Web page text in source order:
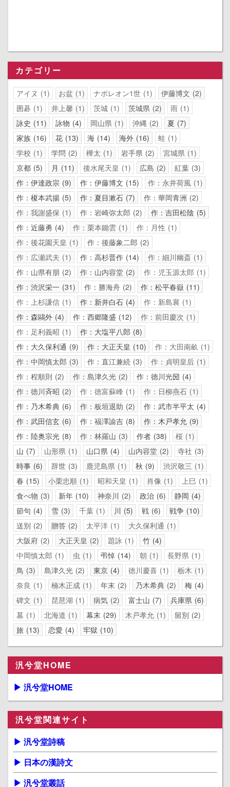
カテゴリー
アイヌ 1 お盆 1 ナポレオン1世 1 伊藤博文 2
囲碁 1 井上馨 1 茨城 1 茨城県 2 雨 1
詠史
11 詠物 4 岡山県 1 沖縄 2 夏 7
家族 16 花 13 海 14 海外 16 蛙 1
学校 1 学問 2 樺太 1 岩手県 2 宮城県 1
京都 5 月 11 後水尾天皇 1 広島 2 紅葉 3
作：伊達政宗 9 作：伊藤博文 15 作：永井荷風 1
作：榎本武揚 5 作：夏目漱石 7 作：華岡青洲 2
作：我謝盛保 1 作：岩崎弥太郎 2 作：吉田松陰 5
作：近藤勇 4 作：栗本鋤雲 1 作：月性 1
作：後花園天皇
1 作：後藤象二郎 2
作：広瀬武夫 1 作：高杉晋作 14 作：細川幽斎 1
作：山県有朋 2 作：山内容堂 2 作：児玉源太郎 1
作：渋沢栄一 31 作：勝海舟 2 作：松平春嶽 11
作：上杉謙信 1 作：新井白石 4 作：新島襄 1
作：森鷗外 4 作：西郷隆盛 12 作：前田慶次 1
作：足利義昭 1 作：大塩平八郎 8
作：大久保利通 9 作：大正天皇 10 作：大田南畝 1
作：中岡慎太郎 3 作：直江兼続 3 作：貞明皇后 1
作：程順則 2 作：島津久光 2 作：徳川光圀 4
作：徳川斉昭 2 作：徳富蘇峰 1 作：日柳燕石 1
作：乃木希典 6 作：板垣退助 2 作：武市半平太 4
作：武田信玄 6 作：福澤諭吉 8 作：木戸孝允 9
作：陸奥宗光 8 作：林羅山 3 作者 38 桜 1
山 7 山形県 1 山口県 4 山内容堂 2 寺社 3
時事 6 辞世 3 鹿児島県 1 秋 9 渋沢敬三 1
春 15 小栗忠順 1 昭和天皇 1 肖像 1 上巳 1
食べ物 3 新年 10 神奈川 2 政治 6 静岡 4
節句 4 雪 3 千葉 1 川 5 戦 6 戦争 10
送別 2 贈答 2 太平洋 1 大久保利通
1
大阪府 2 大正天皇 2 題詠 1 竹 4
中岡慎太郎 1 虫 1 弔悼 14 朝 1 長野県 1
鳥 3 島津久光 2 東京 4 徳川慶喜 1 栃木 1
奈良
1 楠木正成 1 年末 2 乃木希典 2 梅 4
碑文 1 琵琶湖 1 病気 2 富士山 7 兵庫県 6
墓 1 北海道 1 幕末 29 木戸孝允 1 留別 2
旅 13 恋愛 4 牢獄 10
汎兮堂HOME
▶ 汎兮堂HOME
汎兮堂関連サイト
▶ 汎兮堂詩稿
▶ 日本の漢詩文
▶ 汎兮堂叢話